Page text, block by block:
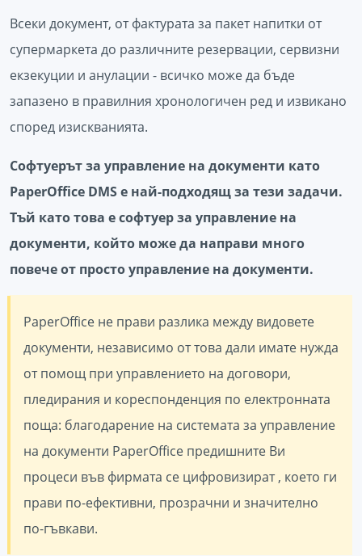
Всеки документ, от фактурата за пакет напитки от
супермаркета до различните резервации, сервизни
екзекуции и анулации - всичко може да бъде
запазено в правилния хронологичен ред и извикано
според изискванията.
Софтуерът за управление на документи като
PaperOffice DMS е най-подходящ за тези задачи.
Тъй като това е софтуер за управление на
документи, който може да направи много
повече от просто управление на документи.
PaperOffice не прави разлика между видовете
документи, независимо от това дали имате нужда
от помощ при управлението на договори,
пледирания и кореспонденция по електронната
поща: благодарение на системата за управление
на документи PaperOffice предишните Ви
процеси във фирмата се цифровизират , което ги
прави по-ефективни, прозрачни и значително
по-гъвкави.